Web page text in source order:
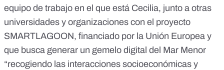
equipo de trabajo en el que está Cecilia, junto a otras
universidades y organizaciones con el proyecto
SMARTLAGOON, financiado por la Unión Europea y
que busca generar un gemelo digital del Mar Menor
“recogiendo las interacciones socioeconómicas y